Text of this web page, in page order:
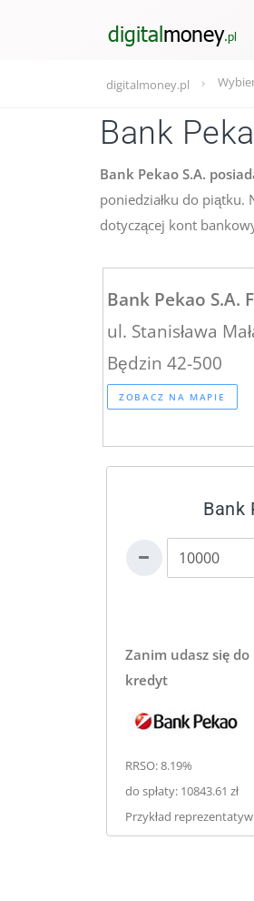
digitalmoney.pl
Bank
Bank Pekao S.A.
poniedziałku do piątku.
dotyczącej kont
Bank Pekao S.A.
ul. Stanisława
Będzin 42-500
ZOBACZ NA MAPIE
Bank
Zanim udasz się
kredyt
RRSO: 8.19%
do spłaty: 10843.61 zł
Przykład